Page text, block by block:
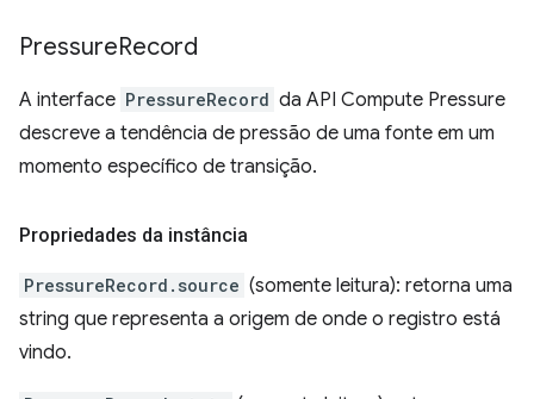
PressureRecord
A interface PressureRecord da API Compute Pressure
descreve a tendência de pressão de uma fonte em um
momento específico de transição.
Propriedades da instância
PressureRecord.source (somente leitura): retorna uma
string que representa a origem de onde o registro está
vindo.